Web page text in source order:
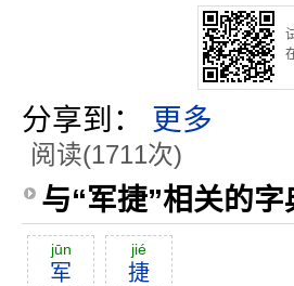
分享到： 更多
阅读(1711次)
与“军捷”相关的字
jūn
军
jié
捷